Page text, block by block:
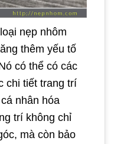
nẹp nhôm
thêm yếu tố
có thể có các
chi tiết trang trí
nhân hóa
trí không chỉ
mà còn bảo